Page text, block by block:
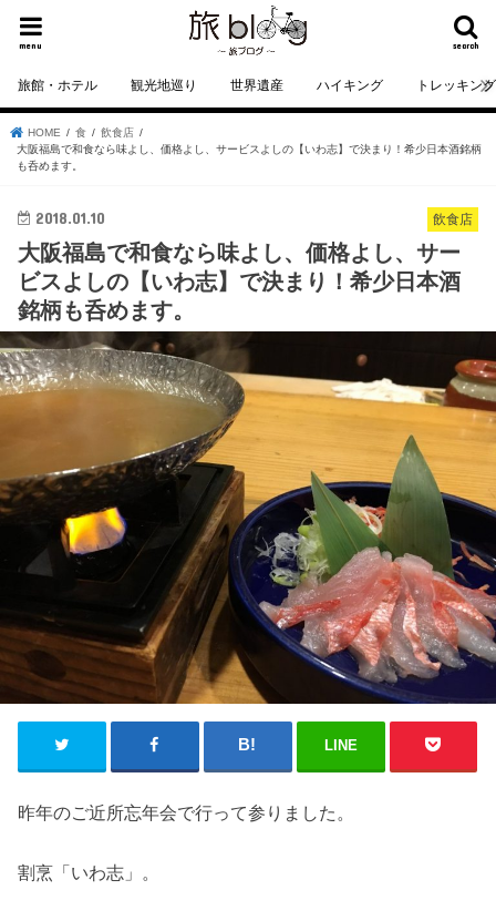
search
menu
旅館・ホテル 観光地巡り 世界遺産 ハイキング トレッキング
HOME 食
飲食店
大阪福島で和食なら味よし、価格よし、サービスよしの【いわ志】で決まり！希少日本酒銘柄
も呑めます。
飲食店
2018.01.10
大阪福島で和食なら味よし、価格よし、サー
ビスよしの【いわ志】で決まり！希少日本酒
銘柄も呑めます。
LINE
昨年のご近所忘年会で行って参りました。
割烹「いわ志」。